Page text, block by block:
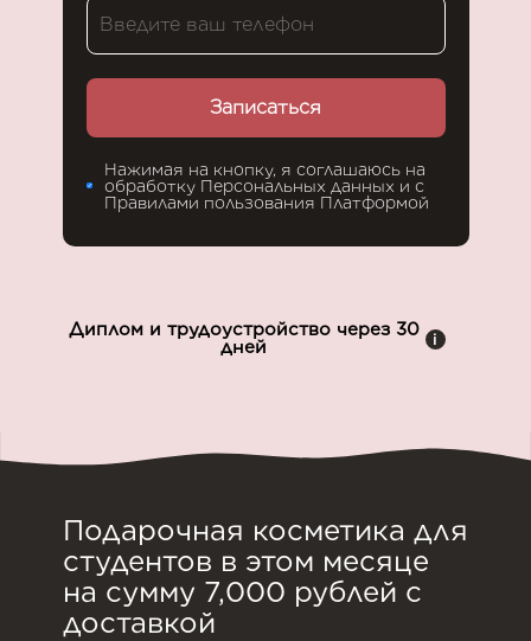
Записаться
Нажимая на кнопку, я соглашаюсь на
обработку Персональных данных и с
Правилами пользования Платформой
Диплом и трудоустройство через 30
дней
i
Подарочная косметика для
студентов в этом месяце
на сумму 7,000 рублей с
доставкой